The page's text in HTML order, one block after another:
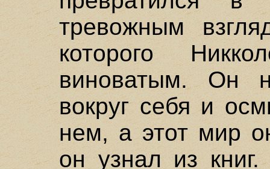
тревожным
которого
виноватым. Он
вокруг себя и
нем, а этот мир
он узнал из